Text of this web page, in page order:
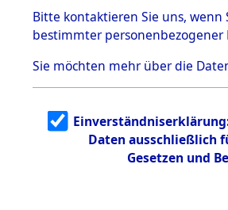
5.3.1 Alliierte
Erhebungen
zu
Todesmärsch
en
5.3.2
g
5.3.3
Todesmärsch
Bitte kontaktieren Sie uns,
bestimmter
Sie möchten mehr über die
Daten ausschließlich
Gesetzen und